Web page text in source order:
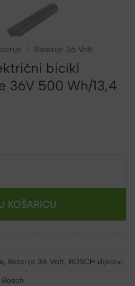
Baterije 36 Volt
bicikl
36V 500 Wh/13,4
KOŠARICU
, Baterije 36 Volt, BOSCH dijelovi
Bosch